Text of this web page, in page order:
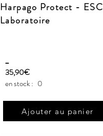
Harpago Protect - ESC
Laboratoire
_
35,90€
en stock : 0
Ajouter au panier